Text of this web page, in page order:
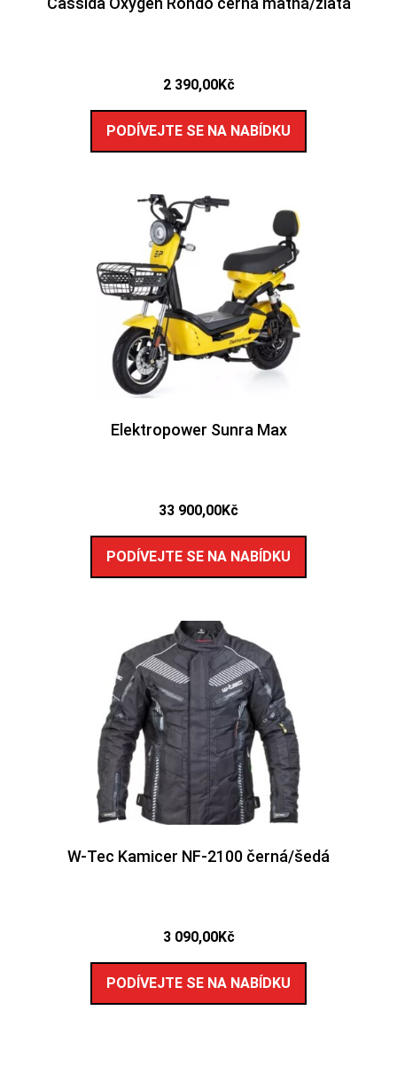
2 390,00Kč
PODÍVEJTE SE NA NABÍDKU
Elektropower Sunra Max
33 900,00Kč
PODÍVEJTE SE NA NABÍDKU
W-Tec Kamicer NF-2100 černá/šedá
3 090,00Kč
PODÍVEJTE SE NA NABÍDKU